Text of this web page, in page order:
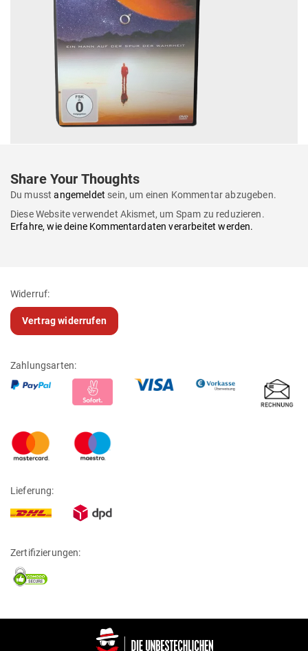
Share Your Thoughts
Du musstangemeldet sein, um einen Kommentar abzugeben.
Diese Website verwendet Akismet, um Spam zu reduzieren.
Erfahre, wie deine Kommentardaten verarbeitet werden.
Widerruf:
Vertrag widerrufen
Zahlungsarten:
Lieferung:
Zertifizierungen: